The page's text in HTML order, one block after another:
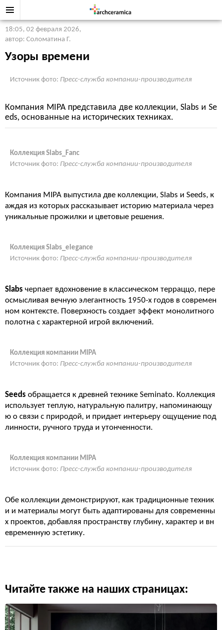
18:05, 02 февраля 2026,
автор: Соломатина Г.
Узоры времени
Источник фото: Пресс-служба компании-производителя
Компания MIPA представила две коллекции, Slabs и Se
eds, основанные на исторических техниках.
Коллекция Slabs_Fanc
Источник фото: Пресс-служба компании-производителя
Компания MIPA выпустила две коллекции, Slabs и Seeds, к
аждая из которых рассказывает историю материала через
уникальные прожилки и цветовые решения.
Коллекция Slabs_elegance
Источник фото: Пресс-служба компании-производителя
Slabs черпает вдохновение в классическом терраццо, пере
осмысливая вечную элегантность 1950-х годов в современ
ном контексте. Поверхность создает эффект монолитного
полотна с характерной игрой включений.
Коллекция компании MIPA
Источник фото: Пресс-служба компании-производителя
Seeds обращается к древней технике Seminato. Коллекция
использует теплую, натуральную палитру, напоминающу
ю о связи с природой, и придает интерьеру ощущение под
линности, ручного труда и утонченности.
Коллекция компании MIPA
Источник фото: Пресс-служба компании-производителя
Обе коллекции демонстрируют, как традиционные техник
и и материалы могут быть адаптированы для современны
х проектов, добавляя пространству глубину, характер и вн
евременную эстетику.
Читайте также на наших страницах: